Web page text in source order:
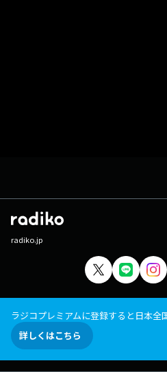
radiko.jp
ラジコプレミアムに登録すると日本全
詳しくはこちら